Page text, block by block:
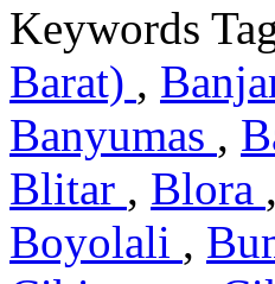
Keywords
Barat) ,
Banyumas ,
Blitar , Blora ,
Boyolali ,